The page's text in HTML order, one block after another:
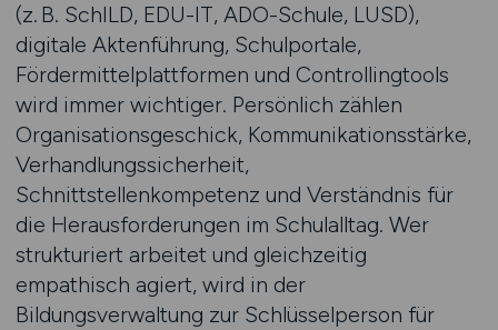
(z. B. SchILD, EDU-IT, ADO-Schule, LUSD),
digitale Aktenführung, Schulportale,
Fördermittelplattformen und Controllingtools
wird immer wichtiger. Persönlich zählen
Organisationsgeschick, Kommunikationsstärke,
Verhandlungssicherheit,
Schnittstellenkompetenz und Verständnis für
die Herausforderungen im Schulalltag. Wer
strukturiert arbeitet und gleichzeitig
empathisch agiert, wird in der
Bildungsverwaltung zur Schlüsselperson für